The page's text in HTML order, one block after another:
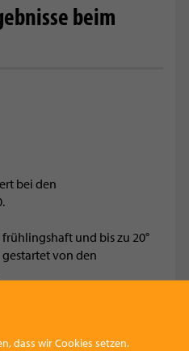
beim
bei den
und bis zu 20°
von den
Stockerl:
dass wir Cookies setzen.